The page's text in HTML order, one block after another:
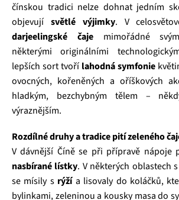
čínskou tradici nelze dohnat jedním
objevují světlé výjimky. V
darjeelingské čajemimořádné
některými originálními
lepších sort tvoří lahodná symfonie
ovocných, kořeněných a oříškových
hladkým, bezchybným tělem –
výraznějším.
Rozdílné druhy a tradice pití zeleného
V dávnější Číně se při přípravě nápoje
nasbírané lístky. V některých oblastech
se mísily s rýžía lisovaly do koláčků,
bylinkami, zeleninou a kousky masa do